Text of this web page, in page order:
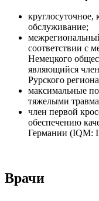
круглосуточное,
обслуживание;
соответствии с
Немецкого
являющийся
Рурского
максимальные
тяжелыми
член первой
обеспечению
Германии (IQM:
Врачи